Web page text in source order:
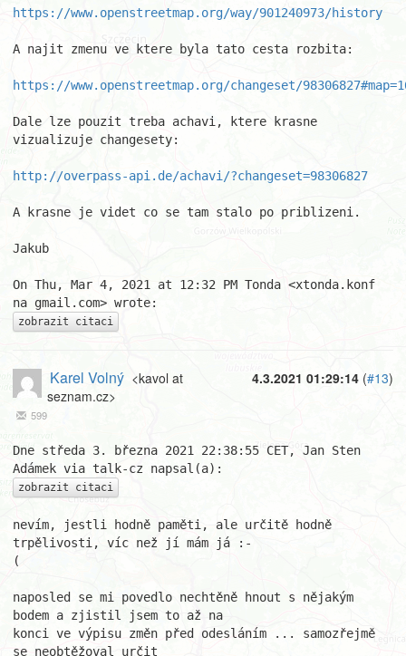
https://www.openstreetmap.org/way/901240973/history
A najit zmenu ve ktere byla tato cesta rozbita:
https://www.openstreetmap.org/changeset/
Dale lze pouzit treba achavi, ktere krasne
vizualizuje changesety:
http://overpass-api.de/achavi/?changeset=98306827
A krasne je videt co se tam stalo po priblizeni.
Jakub
On Thu, Mar 4, 2021 at 12:32 PM Tonda <xtonda.konf
zobrazit citaci
4.3.2021 01:29:14 (#13)
Karel Volný <kavol at
seznam.cz>
599
Dne středa 3. března 2021 22:38:55 CET, Jan Sten
zobrazit citaci
nevím, jestli hodně paměti, ale určitě hodně
trpělivosti, víc než jí mám já :-
(
naposled se mi povedlo nechtěně hnout s nějakým
bodem a zjistil jsem to až na
konci ve výpisu změn před odesláním ... samozřejmě
se neobtěžoval určit